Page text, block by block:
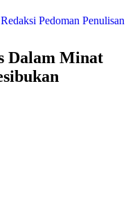
Pedoman Penulisan
Dalam Minat